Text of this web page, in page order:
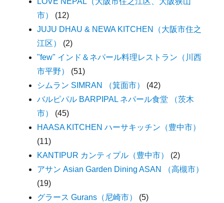
市）
(12)
JUJU DHAU & NEWA KITCHEN（大阪市住之
江区）
(2)
"few" インド＆ネパール料理レストラン（川西
市平野）
(51)
シムラン SIMRAN （箕面市）
(42)
バルピパル BARPIPAL ネパール食堂 （茨木
市）
(45)
HAASA KITCHEN ハーサキッチン（豊中市）
(11)
KANTIPUR カンティプル（豊中市）
(2)
アサン Asian Garden Dining ASAN （高槻市）
(19)
グラース Gurans（尼崎市）
(5)